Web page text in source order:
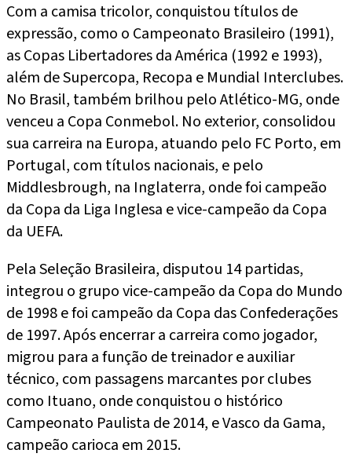
Com a camisa tricolor, conquistou títulos de
expressão, como o Campeonato Brasileiro (1991),
as Copas Libertadores da América (1992 e 1993),
além de Supercopa, Recopa e Mundial Interclubes.
No Brasil, também brilhou pelo Atlético-MG, onde
venceu a Copa Conmebol. No exterior, consolidou
sua carreira na Europa, atuando pelo FC Porto, em
Portugal, com títulos nacionais, e pelo
Middlesbrough, na Inglaterra, onde foi campeão
da Copa da Liga Inglesa e vice-campeão da Copa
da UEFA.
Pela Seleção Brasileira, disputou 14 partidas,
integrou o grupo vice-campeão da Copa do Mundo
de 1998 e foi campeão da Copa das Confederações
de 1997. Após encerrar a carreira como jogador,
migrou para a função de treinador e auxiliar
técnico, com passagens marcantes por clubes
como Ituano, onde conquistou o histórico
Campeonato Paulista de 2014, e Vasco da Gama,
campeão carioca em 2015.